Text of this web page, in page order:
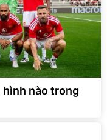
hình nào trong